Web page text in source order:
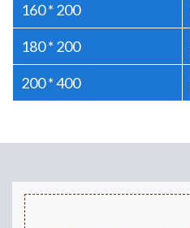
160 * 200
180 * 200
200 * 400